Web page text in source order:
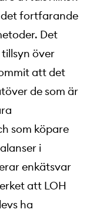
fortfarande
Det
över
att det
de som är
som köpare
i
enkätsvar
att LOH
ha